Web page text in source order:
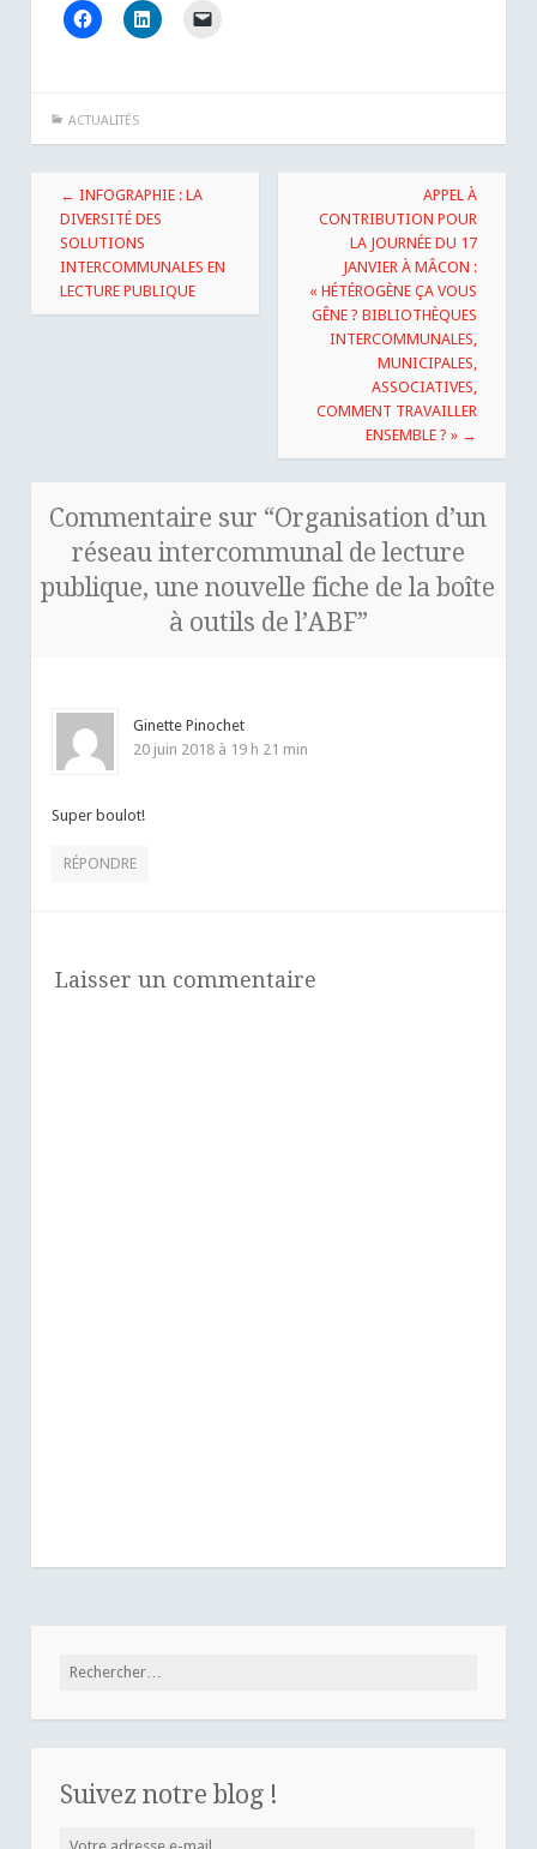
ACTUALITÉS
Navigation
des
articles
← INFOGRAPHIE : LA
DIVERSITÉ DES
SOLUTIONS
INTERCOMMUNALES EN
LECTURE PUBLIQUE
APPEL À
CONTRIBUTION POUR
LA JOURNÉE DU 17
JANVIER À MÂCON :
« HÉTÉROGÈNE ÇA VOUS
GÊNE ? BIBLIOTHÈQUES
INTERCOMMUNALES,
MUNICIPALES,
ASSOCIATIVES,
COMMENT TRAVAILLER
ENSEMBLE ? » →
Commentaire sur “Organisation d’un
réseau intercommunal de lecture
publique, une nouvelle fiche de la boîte
à outils de l’ABF”
Ginette Pinochet
20 juin 2018 à 19 h 21 min
Super boulot!
RÉPONDRE
Laisser un commentaire
Rechercher :
Suivez notre blog !
Votre